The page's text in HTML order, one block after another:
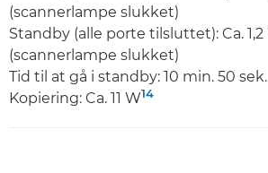
(scannerlampe slukket)
Standby (alle porte tilsluttet): Ca. 1,2
(scannerlampe slukket)
Tid til at gå i standby: 10 min. 50 sek.
Kopiering: Ca. 11 W14